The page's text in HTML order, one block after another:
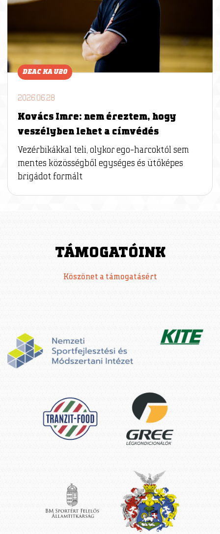
DEAC KA U20
2026.06.28
Kovács Imre: nem éreztem, hogy
veszélyben lehet a címvédés
Vezérbikákkal teli, olykor ego-harcoktól sem
mentes közösségből egységes és ütőképes
brigádot formált
TÁMOGATÓINK
Köszönet a támogatásért